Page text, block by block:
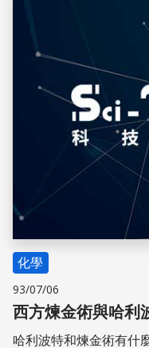
化學
93/07/06
西方煉金術與哈利
哈利波特和煉金術有什